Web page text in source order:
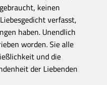
keinen
verfasst,
haben. Unendlich
worden. Sie alle
und die
der Liebenden